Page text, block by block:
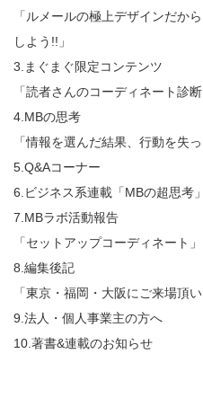
「ルメールの極上デザインだか
しよう!!」
3.まぐまぐ限定コンテンツ
「読者さんのコーディネート診断
4.MBの思考
「情報を選んだ結果、行動を失っ
5.Q&Aコーナー
6.ビジネス系連載「MBの超思考
7.MBラボ活動報告
「セットアップコーディネート」
8.編集後記
「東京・福岡・大阪にご来場頂
9.法人・個人事業主の方へ
10.著書&連載のお知らせ